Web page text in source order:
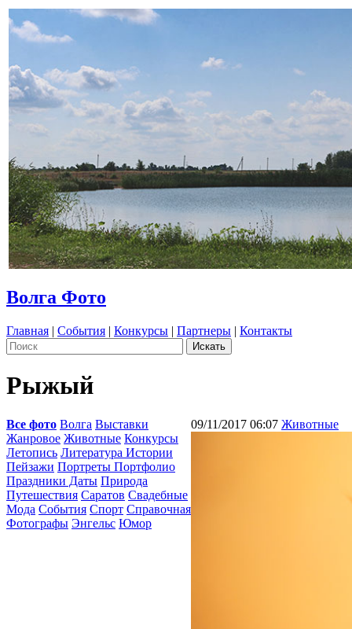
Волга Фото
Главная | События | Конкурсы | Партнеры | Контакты
Рыжый
Все фото Волга Выставки
Жанровое Животные Конкурсы
Летопись Литература Истории
Пейзажи Портреты Портфолио
Праздники Даты Природа
Путешествия Саратов Свадебные
Мода События Спорт Справочная
Фотографы Энгельс Юмор
09/11/2017 06:07 Животные